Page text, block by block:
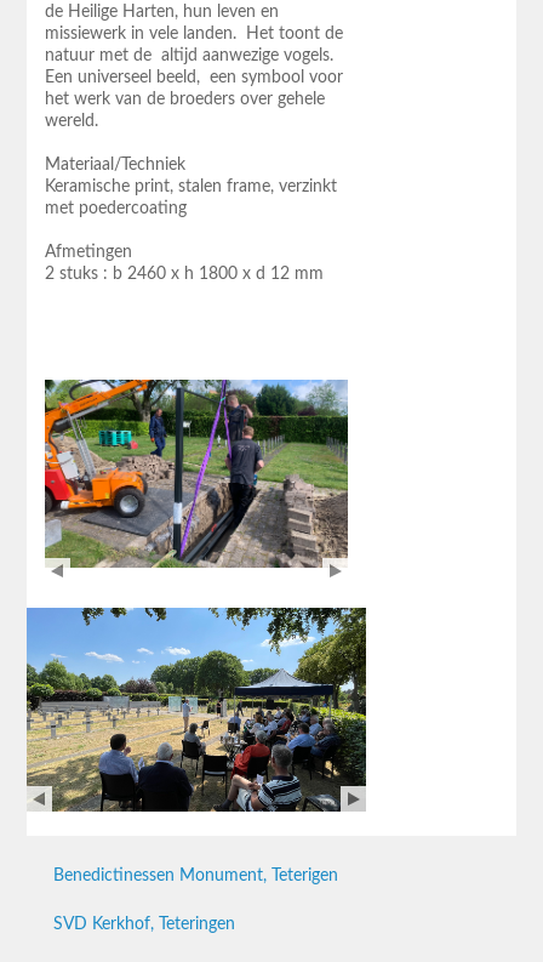
de Heilige Harten, hun leven en
missiewerk in vele landen. Het toont de
natuur met de altijd aanwezige vogels.
Een universeel beeld, een symbool voor
het werk van de broeders over gehele
wereld.
Materiaal/Techniek
Keramische print, stalen frame, verzinkt
met poedercoating
Afmetingen
2 stuks : b 2460 x h 1800 x d 12 mm
Benedictinessen Monument, Teterigen
SVD Kerkhof, Teteringen